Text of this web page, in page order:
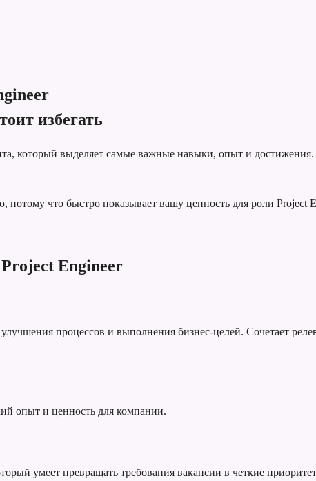
избегать
который выделяет самые важные навыки, опыт и
что быстро показывает вашу ценность для роли Project
Engineer
процессов и выполнения бизнес-целей. Сочетает
опыт и ценность для компании.
умеет превращать требования вакансии в четкие